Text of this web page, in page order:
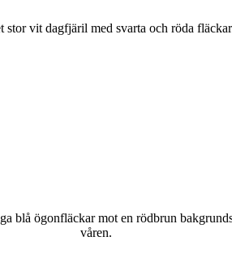
vit dagfjäril med svarta och röda
blå ögonfläckar mot en rödbrun
våren.